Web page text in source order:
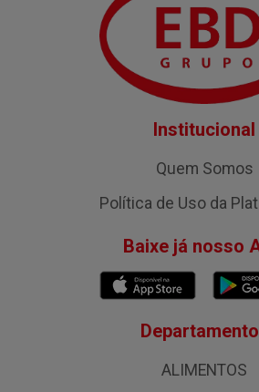
Institucional
Quem Somos
Política de Uso da
Baixe já nosso
ALIMENTOS